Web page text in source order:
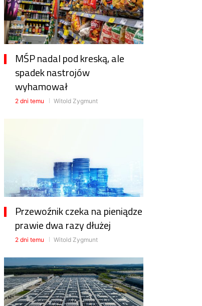
MŚP nadal pod kreską, ale
spadek nastrojów
wyhamował
2 dni temu Witold Zygmunt
Przewoźnik czeka na pieniądze
prawie dwa razy dłużej
2 dni temu Witold Zygmunt